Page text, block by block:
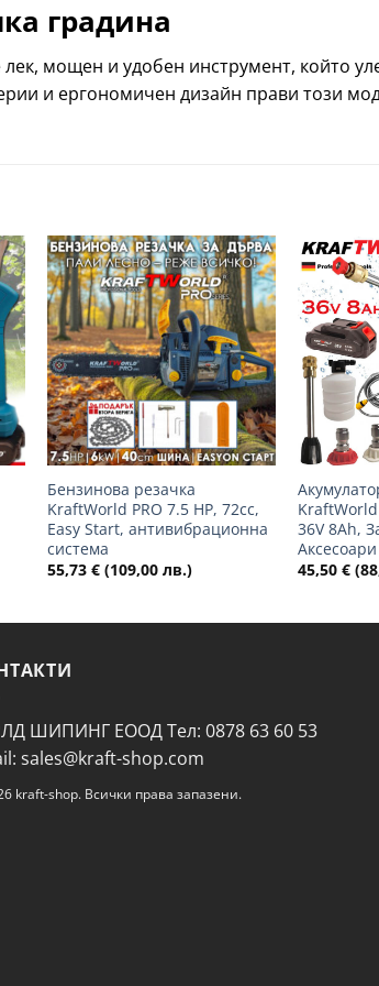
градина
лек, мощен и удобен инструмент, който
и ергономичен дизайн прави този
Добави
в
желани
+
Бензинова резачка
KraftWorld PRO 7.5 HP, 72cc,
Easy Start, антивибрационна
система
55,73 € (109,00 лв.)
36V 8Ah,
45,50 €
ШИПИНГ ЕООД Тел: 0878 63 60 53
sales@kraft-shop.com
kraft-shop. Всички права запазени.